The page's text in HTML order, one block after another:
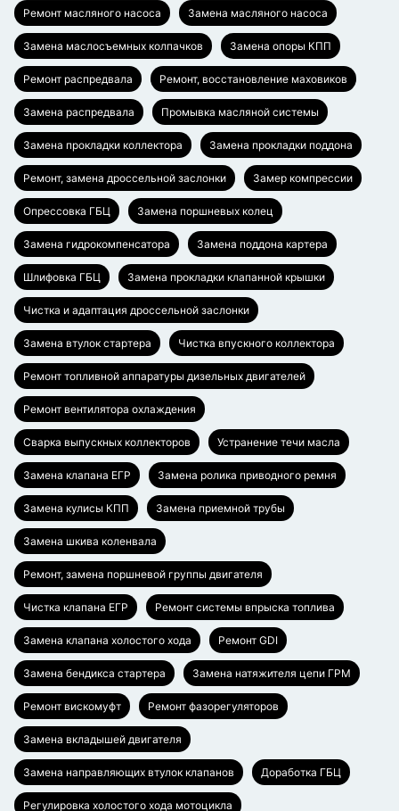
Ремонт масляного насоса Замена масляного насоса
Замена маслосъемных колпачков Замена опоры КПП
Ремонт распредвала Ремонт, восстановление маховиков
Замена распредвала Промывка масляной системы
Замена прокладки коллектора Замена прокладки поддона
Ремонт, замена дроссельной заслонки Замер компрессии
Опрессовка ГБЦ Замена поршневых колец
Замена гидрокомпенсатора Замена поддона картера
Шлифовка ГБЦ Замена прокладки клапанной крышки
Чистка и адаптация дроссельной заслонки
Замена втулок стартера Чистка впускного коллектора
Ремонт топливной аппаратуры дизельных двигателей
Ремонт вентилятора охлаждения
Сварка выпускных коллекторов Устранение течи масла
Замена клапана ЕГР Замена ролика приводного ремня
Замена кулисы КПП Замена приемной трубы
Замена шкива коленвала
Ремонт, замена поршневой группы двигателя
Чистка клапана ЕГР Ремонт системы впрыска топлива
Замена клапана холостого хода Ремонт GDI
Замена бендикса стартера Замена натяжителя цепи ГРМ
Ремонт вискомуфт Ремонт фазорегуляторов
Замена вкладышей двигателя
Замена направляющих втулок клапанов Доработка ГБЦ
Регулировка холостого хода мотоцикла